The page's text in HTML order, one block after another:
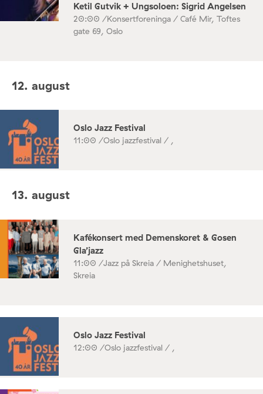
Ketil Gutvik + Ungsoloen: Sigrid Angelsen
20:00 /Konsertforeninga / Café Mir, Toftes
gate 69, Oslo
12. august
Oslo Jazz Festival
11:00 /Oslo jazzfestival / ,
13. august
Kafékonsert med Demenskoret & Gosen
Gla’jazz
11:00 /Jazz på Skreia / Menighetshuset,
Skreia
Oslo Jazz Festival
12:00 /Oslo jazzfestival / ,